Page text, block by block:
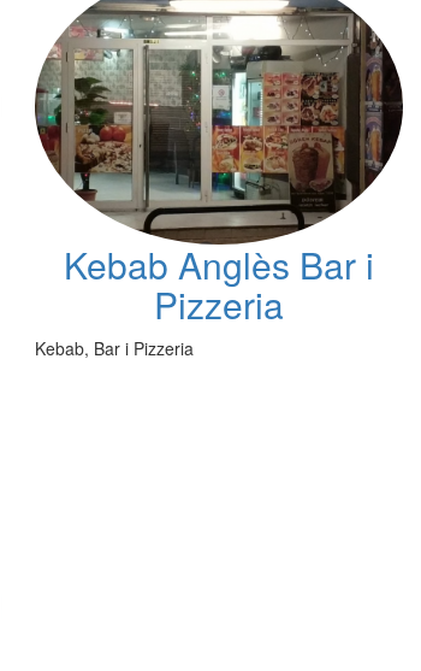
Kebab Anglès Bar i
Pizzeria
Kebab, Bar i Pizzeria